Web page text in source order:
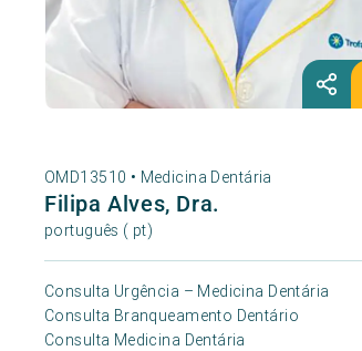
OMD13510 • Medicina Dentária
Filipa Alves, Dra.
português ( pt)
Consulta Urgência – Medicina Dentária
Consulta Branqueamento Dentário
Consulta Medicina Dentária